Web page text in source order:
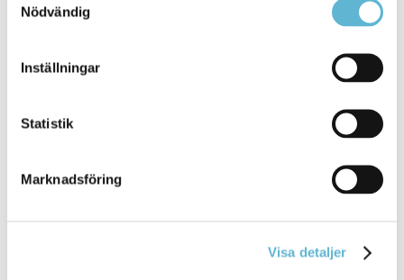
Nödvändig
Inställningar
Statistik
Marknadsföring
Visa detaljer
Kontakt
kommunstyrelsen@bromolla.se
Kommunsekreterare
inger.hofflander@bromolla.se